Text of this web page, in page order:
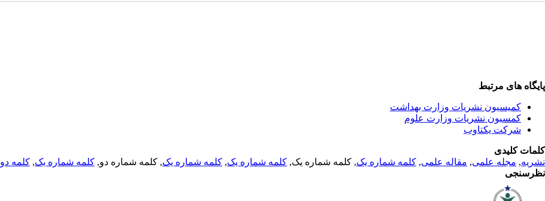
پایگاه های مرتبط
کمیسیون نشریات وزارت بهداشت
کمسیون نشریات وزارت علوم
شرکت یکتاوب
کلمات کلیدی
نشریه, مجله علمی, مقاله علمی, کلمه شماره یک, کلمه شماره یک, کلمه شماره یک, کلمه شماره یک, کلمه شماره دو, کلمه شماره یک, کلمه دو
نظرسنجی